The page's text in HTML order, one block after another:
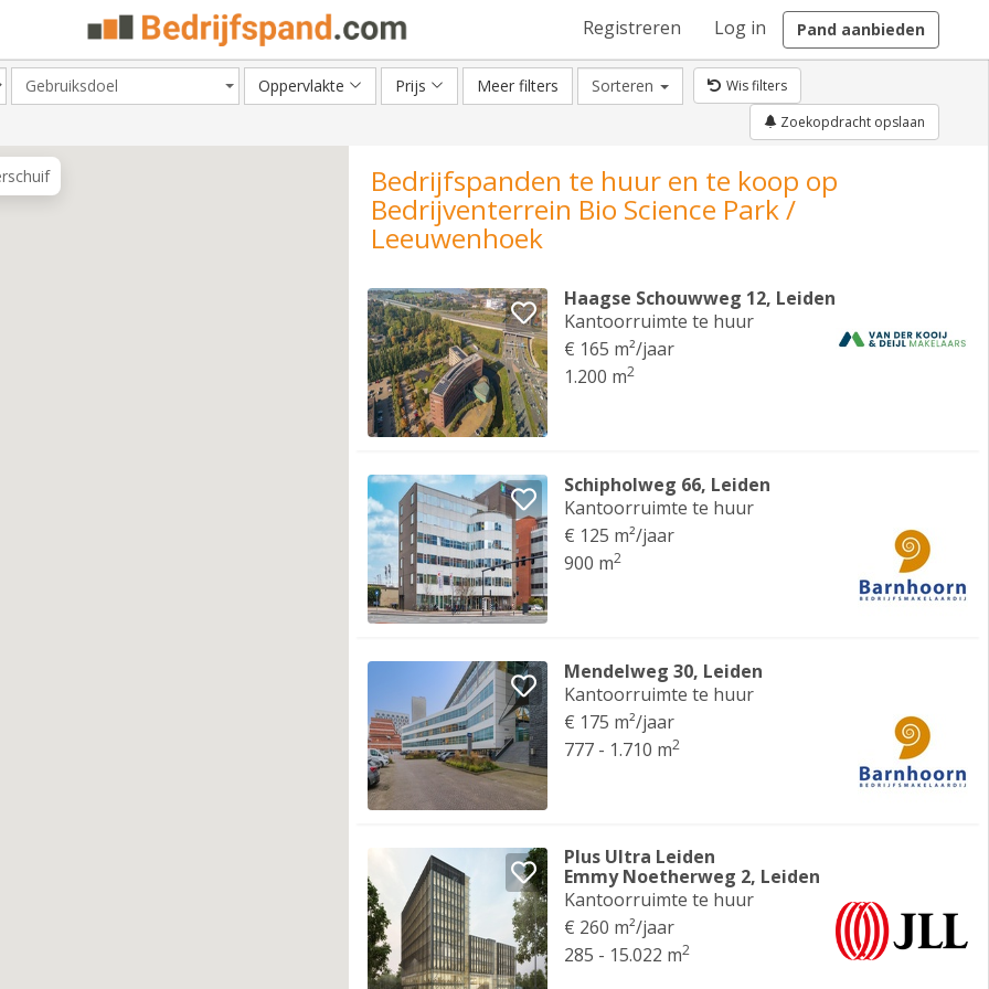
Registreren Log in Pand aanbieden
Gebruiksdoel Oppervlakte Prijs Meer filters Sorteren
Wis filters
Zoekopdracht opslaan
Bedrijfspanden te huur en te koop op
Bedrijventerrein Bio Science Park /
Leeuwenhoek
Haagse Schouwweg 12, Leiden
Kantoorruimte te huur
€ 165 m²/jaar
1.200 m2
Schipholweg 66, Leiden
Kantoorruimte te huur
€ 125 m²/jaar
900 m2
Mendelweg 30, Leiden
Kantoorruimte te huur
€ 175 m²/jaar
777 - 1.710 m2
Plus Ultra Leiden
Emmy Noetherweg 2, Leiden
Kantoorruimte te huur
€ 260 m²/jaar
285 - 15.022 m2